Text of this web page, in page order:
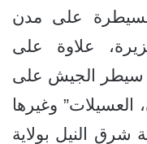
على مدن
علاوة على
سيطر الجيش على
العسيلات” وغيرها
شرق النيل بولاية